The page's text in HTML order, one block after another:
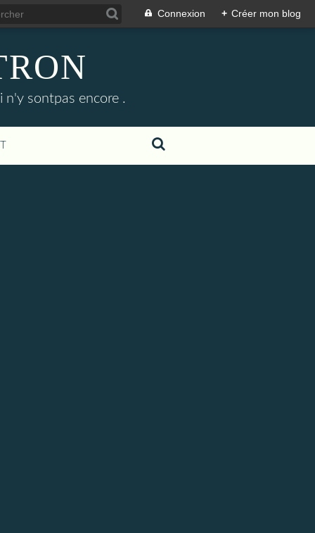
Connexion + Créer mon blog
n'y sontpas encore .